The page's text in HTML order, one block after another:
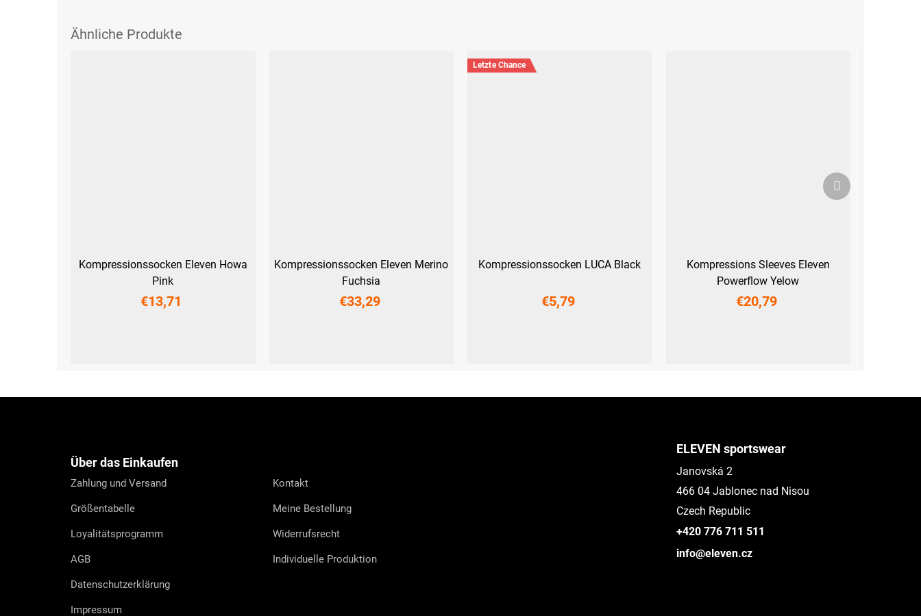
Kompressionssocken Eleven Howa
Pink
€13,71
Kompressionssocken Eleven Merino
Fuchsia
€33,29
Letzte Chance
Kompressionssocken LUCA Black
€5,79
Kompressions Sleeves Eleven
Powerflow Yelow
€20,79
Nächstes
Produkt
Über das Einkaufen
Zahlung und Versand
Größentabelle
Loyalitätsprogramm
AGB
Datenschutzerklärung
Impressum
Kontakt
Meine Bestellung
Widerrufsrecht
Individuelle Produktion
ELEVEN sportswear
Janovská 2
466 04 Jablonec nad Nisou
Czech Republic
+420 776 711 511
info@eleven.cz